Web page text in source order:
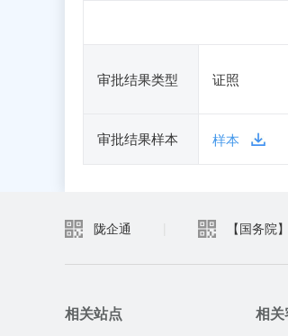
审批结果类型 证照
审批结果样本 样本
陇企通 【国务院
相关站点 相